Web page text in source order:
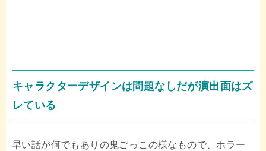
キャラクターデザインは問題なしだが演出面はズ
レている
早い話が何でもありの鬼ごっこの様なもので、ホラー